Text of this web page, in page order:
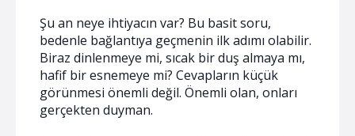
Şu an neye ihtiyacın var? Bu basit soru,
bedenle bağlantıya geçmenin ilk adımı olabilir.
Biraz dinlenmeye mi, sıcak bir duş almaya mı,
hafif bir esnemeye mi? Cevapların küçük
görünmesi önemli değil. Önemli olan, onları
gerçekten duyman.